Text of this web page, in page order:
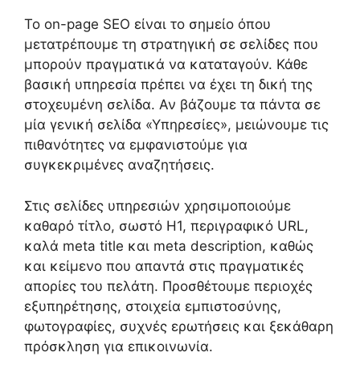
Το on-page SEO είναι το σημείο όπου
μετατρέπουμε τη στρατηγική σε σελίδες που
μπορούν πραγματικά να καταταγούν. Κάθε
βασική υπηρεσία πρέπει να έχει τη δική της
στοχευμένη σελίδα. Αν βάζουμε τα πάντα σε
μία γενική σελίδα «Υπηρεσίες», μειώνουμε τις
πιθανότητες να εμφανιστούμε για
συγκεκριμένες αναζητήσεις.
Στις σελίδες υπηρεσιών χρησιμοποιούμε
καθαρό τίτλο, σωστό H1, περιγραφικό URL,
καλά meta title και meta description, καθώς
και κείμενο που απαντά στις πραγματικές
απορίες του πελάτη. Προσθέτουμε περιοχές
εξυπηρέτησης, στοιχεία εμπιστοσύνης,
φωτογραφίες, συχνές ερωτήσεις και ξεκάθαρη
πρόσκληση για επικοινωνία.